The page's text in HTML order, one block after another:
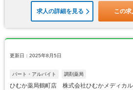
求人の詳細を見る この
更新日：2025年8月5日
パート・アルバイト 調剤薬局
ひむか薬局鶴町店 株式会社ひむかメディカ